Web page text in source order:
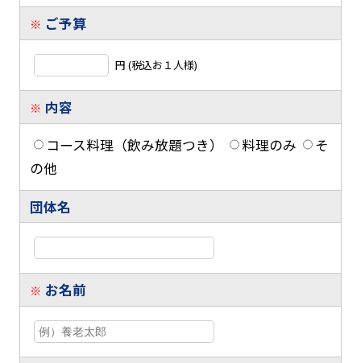
※ ご予算
円 (税込お１人様)
※ 内容
コース料理（飲み放題つき）
料理のみ
そ
の他
団体名
※ お名前